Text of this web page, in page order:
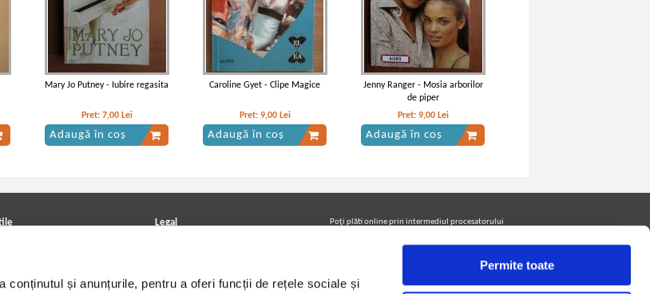
conținutul și anunțurile, pentru a oferi funcții de rețele sociale și
Permite toate
Mary Jo Putney - Iubire regasita
Pret: 7,00 Lei
Adaugă în coș
Caroline Gyet - Clipe Magice
Pret: 9,00 Lei
Adaugă în coș
Jenny Ranger - Mosia arborilor
de piper
Pret: 9,00 Lei
Adaugă în coș
CD/DVD
Legal
Termeni si conditii
Poţi plăti online prin intermediul procesatorului
Urmăreşte-ne pe facebook pentru a fi la curent cu